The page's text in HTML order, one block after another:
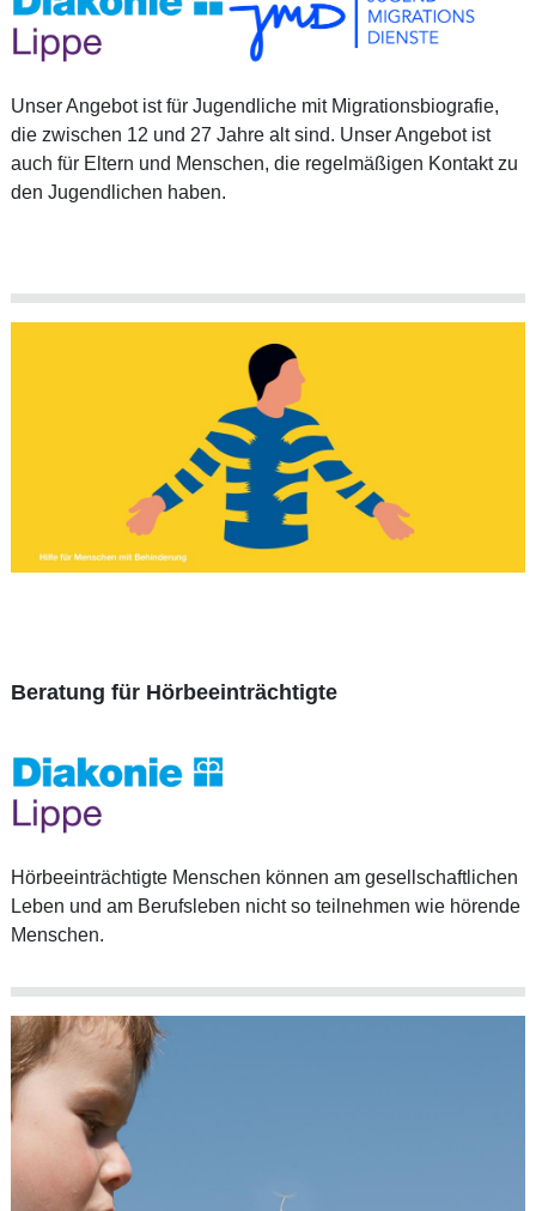
Unser Angebot ist für Jugendliche mit Migrationsbiografie,
die zwischen 12 und 27 Jahre alt sind. Unser Angebot ist
auch für Eltern und Menschen, die regelmäßigen Kontakt zu
den Jugendlichen haben.
Beratung für Hörbeeinträchtigte
Hörbeeinträchtigte Menschen können am gesellschaftlichen
Leben und am Berufsleben nicht so teilnehmen wie hörende
Menschen.